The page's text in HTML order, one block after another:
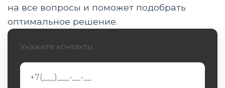
Клинические исследования 2025-2026:
реабилитации
пассивных ортезов для рук
на все вопросы и поможет подобрать
оптимальное решение.
Укажите контакты